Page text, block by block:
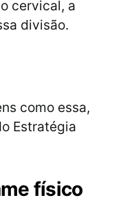
cervical, a
divisão.
como essa,
Estratégia
físico